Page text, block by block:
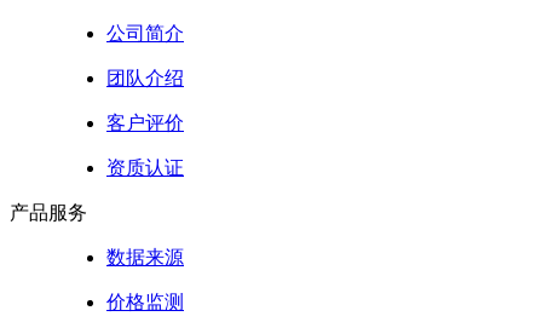
公司简介
团队介绍
客户评价
资质认证
产品服务
数据来源
价格监测